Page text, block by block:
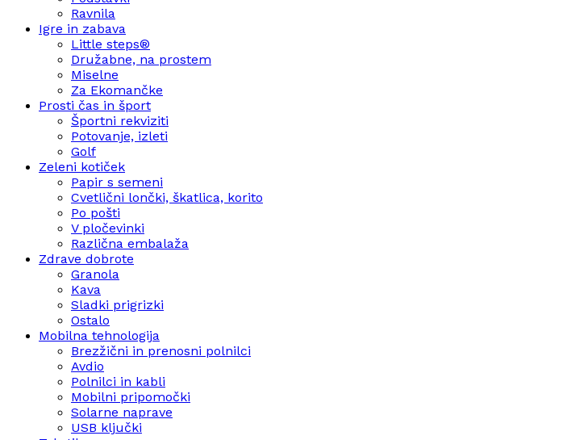
Ravnila
Igre in zabava
Little steps®
Družabne, na prostem
Miselne
Za Ekomančke
Prosti čas in šport
Športni rekviziti
Potovanje, izleti
Golf
Zeleni kotiček
Papir s semeni
Cvetlični lončki, škatlica, korito
Po pošti
V pločevinki
Različna embalaža
Zdrave dobrote
Granola
Kava
Sladki prigrizki
Ostalo
Mobilna tehnologija
Brezžični in prenosni polnilci
Avdio
Polnilci in kabli
Mobilni pripomočki
Solarne naprave
USB ključki